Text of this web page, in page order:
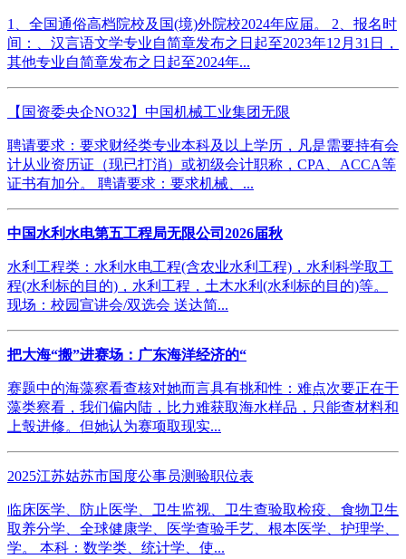
1、全国通俗高档院校及国(境)外院校2024年应届。 2、报名时
间：、汉言语文学专业自简章发布之日起至2023年12月31日，
其他专业自简章发布之日起至2024年...
【国资委央企NO32】中国机械工业集团无限
聘请要求：要求财经类专业本科及以上学历，凡是需要持有会
计从业资历证（现已打消）或初级会计职称，CPA、ACCA等
证书有加分。 聘请要求：要求机械、...
中国水利水电第五工程局无限公司2026届秋
水利工程类：水利水电工程(含农业水利工程)，水利科学取工
程(水利标的目的)，水利工程，土木水利(水利标的目的)等。
现场：校园宣讲会/双选会 送达简...
把大海“搬”进赛场：广东海洋经济的“
赛题中的海藻察看查核对她而言具有挑和性：难点次要正在于
藻类察看，我们偏内陆，比力难获取海水样品，只能查材料和
上彀进修。但她认为赛项取现实...
2025江苏姑苏市国度公事员测验职位表
临床医学、防止医学、卫生监视、卫生查验取检疫、食物卫生
取养分学、全球健康学、医学查验手艺、根本医学、护理学、
学。 本科：数学类、统计学、使...